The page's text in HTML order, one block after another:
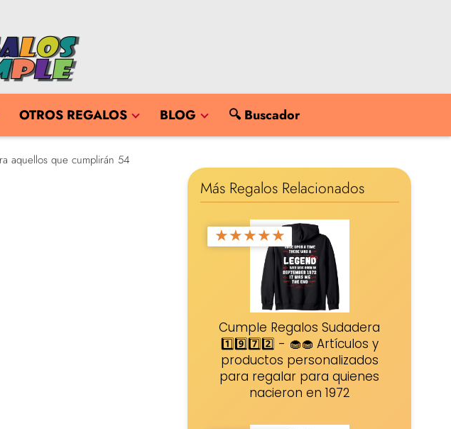
OTROS REGALOS BLOG 🔍 Buscador
aquellos que cumplirán 54
Más Regalos Relacionados
★★★★★
Cumple Regalos Sudadera
1️⃣9️⃣7️⃣2️⃣ - 🧁🧁 Artículos y
productos personalizados
para regalar para quienes
nacieron en 1972